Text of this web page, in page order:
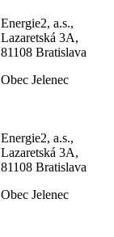
Energie2, a.s.,
Lazaretská 3A,
81108 Bratislava
Obec Jelenec
Energie2, a.s.,
Lazaretská 3A,
81108 Bratislava
Obec Jelenec